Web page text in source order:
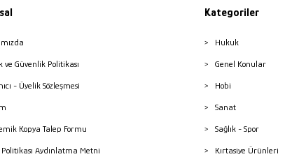
ve Güvenlik Politikası
- Üyelik Sözleşmesi
Kopya Talep Formu
Politikası Aydınlatma Metni
Kategoriler
Hukuk
Genel Konular
Hobi
Sanat
Sağlık - Spor
Kırtasiye Ürünleri